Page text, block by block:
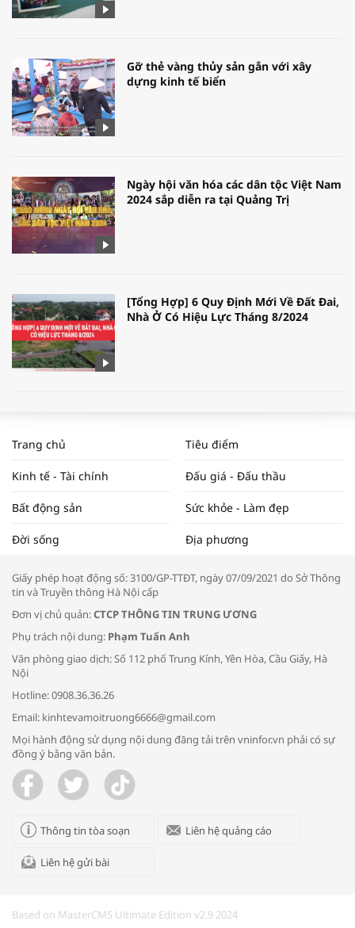
Gỡ thẻ vàng thủy sản gắn với xây
dựng kinh tế biển
Ngày hội văn hóa các dân tộc Việt Nam
2024 sắp diễn ra tại Quảng Trị
[Tổng Hợp] 6 Quy Định Mới Về Đất Đai,
Nhà Ở Có Hiệu Lực Tháng 8/2024
NAM NĂM 2024 VÀ NĂM 2025 | NHỊP
ĐẬP THỊ TRƯỜNG #62
Tọa đàm “Xúc tiến thương mại: Khơi
Bác sĩ tư vấn cách phòng tránh bệnh
đường hô hấp trong thời tiết giao mùa
Trao yêu thương cho em
Trang chủ Tiêu điểm
Kinh tế - Tài chính Đấu giá - Đấu thầu
Bất động sản Sức khỏe - Làm đẹp
Đời sống Địa phương
Giấy phép hoạt động số: 3100/GP-TTĐT, ngày 07/09/2021 do Sở Thông
tin và Truyền thông Hà Nội cấp
Đơn vị chủ quản:CTCP THÔNG TIN TRUNG ƯƠNG
Phụ trách nội dung: Phạm Tuấn Anh
Văn phòng giao dịch: Số 112 phố Trung Kính, Yên Hòa, Cầu Giấy, Hà
Nội
Hotline: 0908.36.36.26
Email: kinhtevamoitruong6666@gmail.com
Mọi hành động sử dụng nội dung đăng tải trên vninfor.vn phải có sự
đồng ý bằng văn bản.
Thông tin tòa soạn Liên hệ quảng cáo
Liên hệ gửi bài
Based on MasterCMS Ultimate Edition v2.9 2024